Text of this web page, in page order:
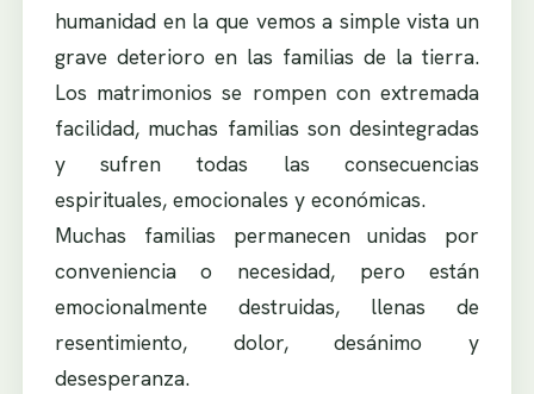
humanidad en la que vemos a simple vista un
grave deterioro en las familias de la tierra.
Los matrimonios se rompen con extremada
facilidad, muchas familias son desintegradas
y sufren todas las consecuencias
espirituales, emocionales y económicas.
Muchas familias permanecen unidas por
conveniencia o necesidad, pero están
emocionalmente destruidas, llenas de
resentimiento, dolor, desánimo y
desesperanza.